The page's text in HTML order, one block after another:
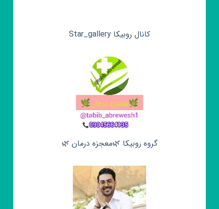
کانال روبیکا Star_gallery
گروه روبیکا 🌿معجزه درمان 🌿